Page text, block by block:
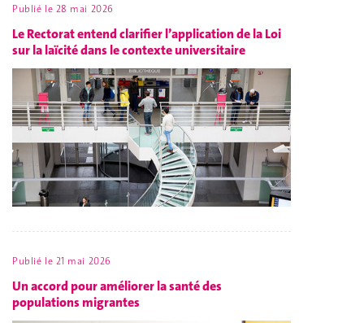
Publié le 28 mai 2026
Le Rectorat entend clarifier l’application de la Loi
sur la laïcité dans le contexte universitaire
Publié le 21 mai 2026
Un accord pour améliorer la santé des
populations migrantes